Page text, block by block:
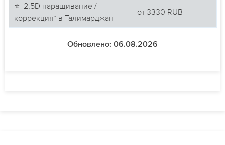
⭐ 2,5D наращивание /
коррекция* в Талимарджан
от 3330 RUB
Обновлено: 06.08.2026